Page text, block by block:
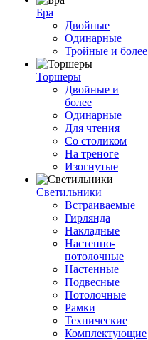
Бра
Двойные
Одинарные
Тройные и более
Торшеры
Двойные и
более
Одинарные
Для чтения
Со столиком
На треноге
Изогнутые
Светильники
Встраиваемые
Гирлянда
Накладные
Настенно-
потолочные
Настенные
Подвесные
Потолочные
Рамки
Технические
Комплектующие